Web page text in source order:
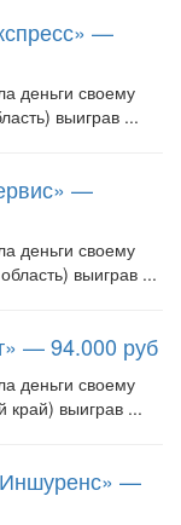
—
деньги своему
выиграв ...
—
деньги своему
выиграв ...
— 94.000 руб
деньги своему
край) выиграв ...
—